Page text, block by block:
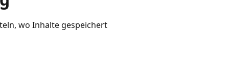
wo Inhalte gespeichert